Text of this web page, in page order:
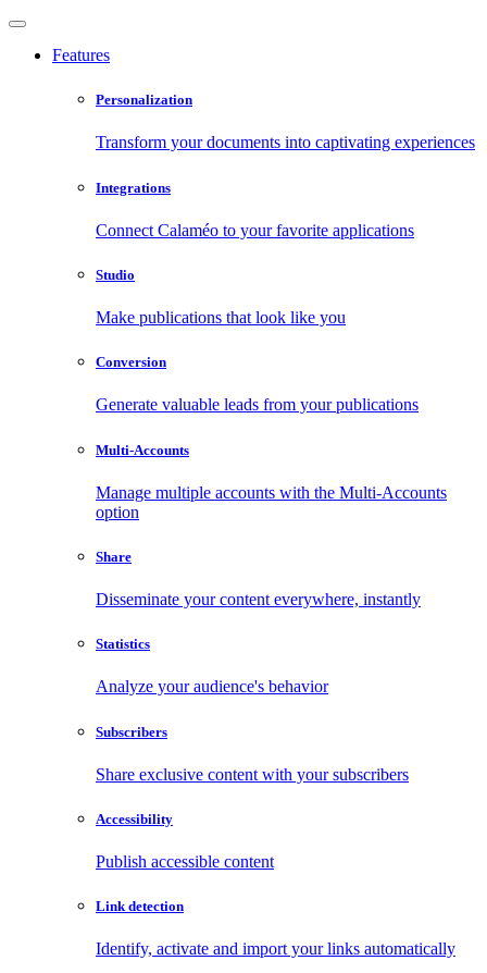
Features
Personalization
Transform your documents into captivating experiences
Integrations
Connect Calaméo to your favorite applications
Studio
Make publications that look like you
Conversion
Generate valuable leads from your publications
Multi-Accounts
Manage multiple accounts with the Multi-Accounts
option
Share
Disseminate your content everywhere, instantly
Statistics
Analyze your audience's behavior
Subscribers
Share exclusive content with your subscribers
Accessibility
Publish accessible content
Link detection
Identify, activate and import your links automatically